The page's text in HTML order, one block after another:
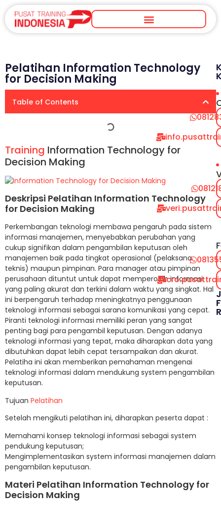
Pelatihan Information Technology
for Decision Making
Table of Contents
Training Information Technology for
Decision Making
Deskripsi Pelatihan Information Technology
for Decision Making
Perkembangan teknologi membawa pengaruh pada sistem
informasi manajemen, menyebabkan perubahan yang
cukup signifikan dalam pengambilan keputusan oleh
manajemen baik pada tingkat operasional (pelaksana
teknis) maupun pimpinan. Para manager atau pimpinan
perusahaan dituntut untuk dapat memperoleh informasi
yang paling akurat dan terkini dalam waktu yang singkat. Hal
ini berpengaruh terhadap meningkatnya penggunaan
teknologi informasi sebagai sarana komunikasi yang cepat.
Piranti teknologi informasi memiliki peran yang sangat
penting bagi para pengambil keputusan. Dengan adanya
teknologi informasi yang tepat, maka diharapkan data yang
dibutuhkan dapat lebih cepat tersampaikan dan akurat.
Pelatiha ini akan memberikan pemahaman mengenai
teknologi informasi dalam mendukung system pengambilan
keputusan.
Tujuan Pelatihan
Setelah mengikuti pelatihan ini, diharapkan peserta dapat :
Memahami konsep teknologi informasi sebagai system
pendukung keputusan;
Mengimplementasikan system informasi manajemen dalam
pengambilan keputusan.
Materi Pelatihan Information Technology for
Decision Making